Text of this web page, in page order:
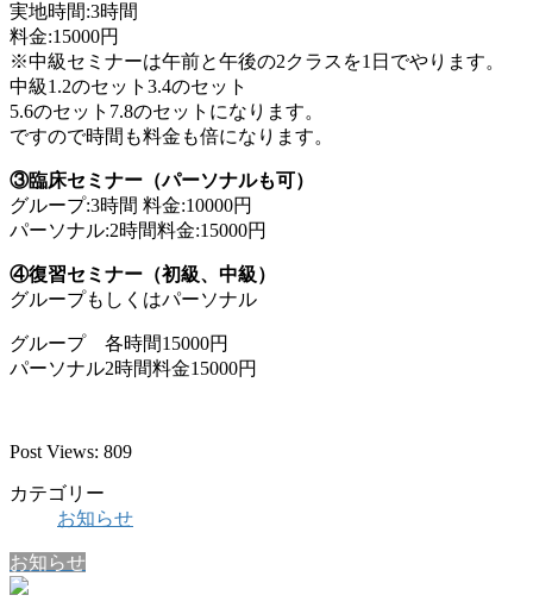
実地時間:3時間
料金:15000円
※中級セミナーは午前と午後の2クラスを1日でやります。
中級1.2のセット3.4のセット
5.6のセット7.8のセットになります。
ですので時間も料金も倍になります。
③臨床セミナー（パーソナルも可）
グループ:3時間 料金:10000円
パーソナル:2時間料金:15000円
④復習セミナー（初級、中級）
グループもしくはパーソナル
グループ 各時間15000円
パーソナル2時間料金15000円
Post Views: 809
カテゴリー
お知らせ
お知らせ